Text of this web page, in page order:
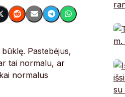
Pastebėjus,
tai normalu, ar
normalus